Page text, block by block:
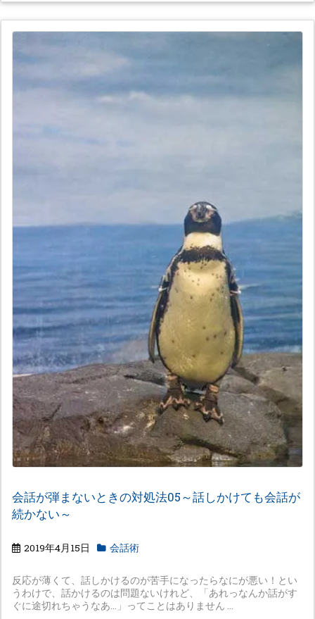
会話が弾まないときの対処法05～話しかけても会話が
続かない～
2019年4月15日 会話術
反応が薄くて、話しかけるのが苦手になったらなにが悪い！とい
うわけで、話かけるのは問題ないけれど、「あれっなんか話がす
ぐに途切れちゃうなあ…」ってことはありません ...